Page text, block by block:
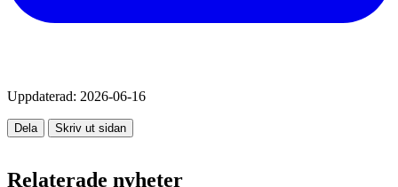
Uppdaterad: 2026-06-16
Dela Skriv ut sidan
Relaterade nyheter